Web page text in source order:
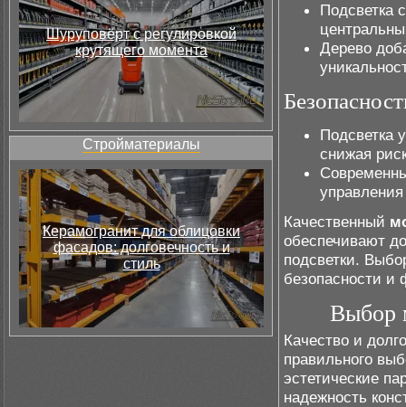
Шуруповёрт с регулировкой
крутящего момента
Стройматериалы
Керамогранит для облицовки
фасадов: долговечность и
стиль
Подсветка
Дерево
Подсветка
снижая
Качественный
обеспечивают
подсветки.
безопасности и
Выбор
Качество и
правильного
эстетические
надежность